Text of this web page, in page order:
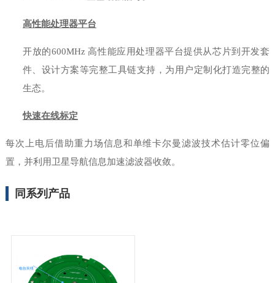
高性能处理器平台
开放的600MHz 高性能应用处理器平台提供从芯片到开发套
件、设计方案等完整工具链支持，为用户定制化打造完整的
生态。
快速在线标定
每次上电后借助重力场信息和单维卡尔曼滤波技术估计零位偏
置，并利用卫星导航信息加速滤波器收敛。
同系列产品